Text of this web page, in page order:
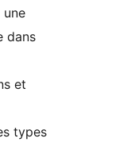
une
dans
et
types